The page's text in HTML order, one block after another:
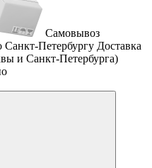
Самовывоз
Санкт-Петербургу Доставка
и Санкт-Петербурга)